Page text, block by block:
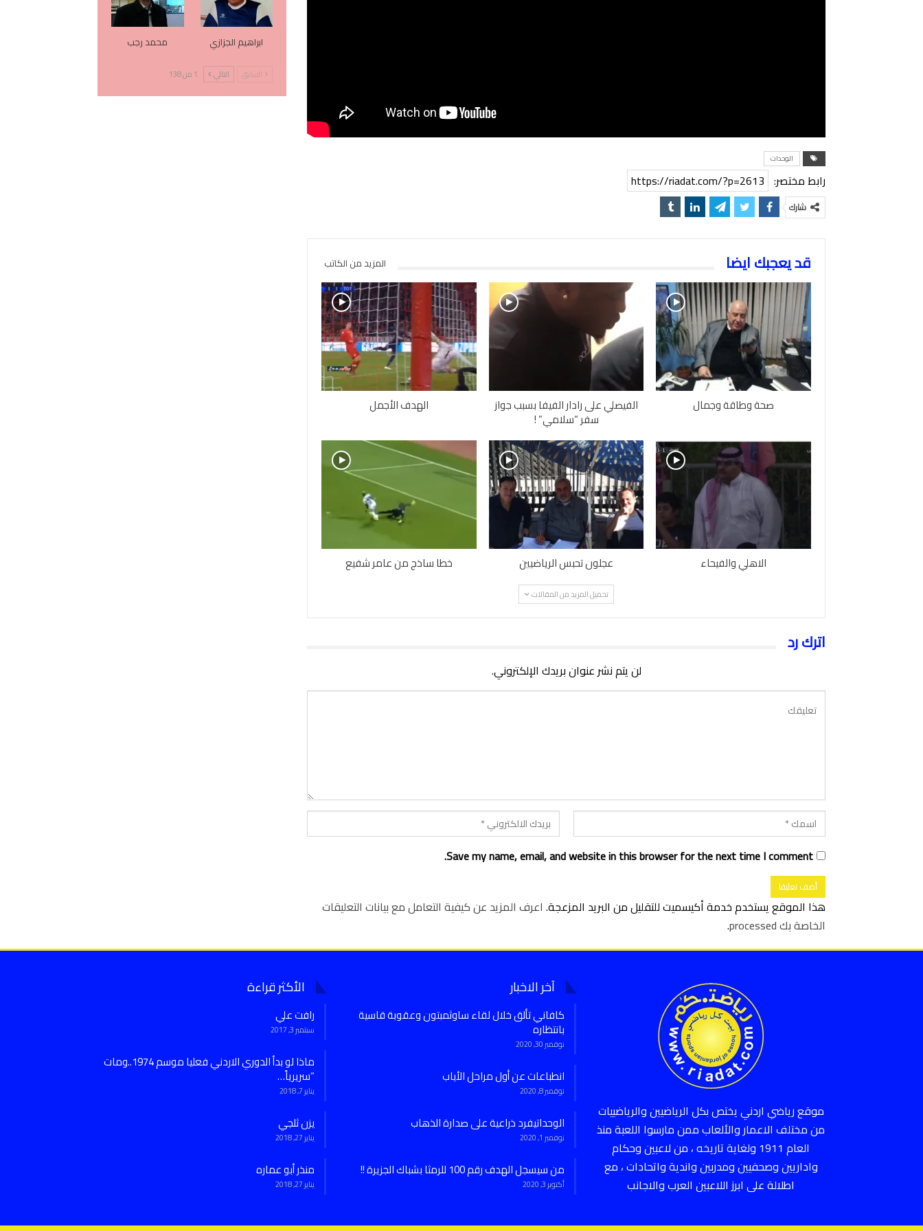
الوحدات
رابط مختصر: https://riadat.com/?p=2613
شارك
قد يعجبك ايضا المزيد من الكاتب
صحة وطاقة وجمال الفيصلي على رادار الفيفا بسبب جواز
سفر “سلامي” !
الهدف الأجمل
الاهلي والفيحاء عجلون تحبس الرياضيين خطا ساذج من عامر شفيع
تحميل المزيد من المقالات
اترك رد
لن يتم نشر عنوان بريدك الإلكتروني.
Save my name, email, and website in this browser for the next time I comment.
هذا الموقع يستخدم خدمة أكيسميت للتقليل من البريد المزعجة. اعرف المزيد عن كيفية التعامل مع بيانات التعليقات
الخاصة بك processed
.
ابراهيم الجزازي محمد رجب
السابق التالي 1 من 138
موقع رياضي اردني يختص بكل الرياضيين والرياضييات
من مختلف الاعمار والألعاب ممن مارسوا اللعبة منذ
العام 1911 ولغاية تاريخه ، من لاعبين وحكام
واداريين وصحفيين ومدربين واندية واتحادات ، مع
اطلالة على ابرز اللاعبين العرب والاجانب
آخر الاخبار
كافاني تألق خلال لقاء ساوثمبتون وعقوبة قاسية
بانتظاره
نوفمبر 30, 2020
انطباعات عن أول مراحل الأياب
نوفمبر 8, 2020
الوحداتيفرد ذراعية على صدارة الذهاب
نوفمبر 1, 2020
من سيسجل الهدف رقم 100 للرمثا بشباك الجزيرة !!
أكتوبر 3, 2020
الأكثر قراءة
رافت علي
سبتمبر 3, 2017
ماذا لو بدأ الدوري الاردني فعليا موسم 1974..ومات
“سريرياً…
يناير 7, 2018
يزن ثلجي
يناير 27, 2018
منذر أبو عماره
يناير 27, 2018